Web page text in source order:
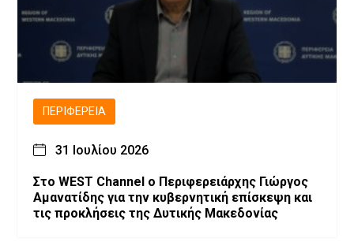
ΠΕΡΙΦΈΡΕΙΑ
31 Ιουλίου 2026
Στο WEST Channel ο Περιφερειάρχης Γιώργος
Αμανατίδης για την κυβερνητική επίσκεψη και
τις προκλήσεις της Δυτικής Μακεδονίας